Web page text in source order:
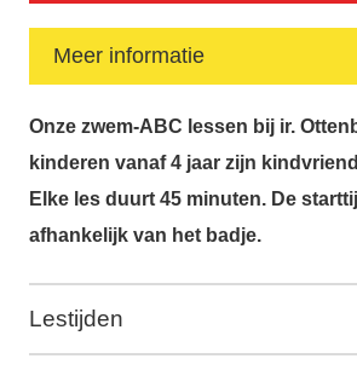
Meer informatie
Onze zwem-ABC lessen bij ir.
kinderen vanaf 4 jaar zijn
Elke les duurt 45 minuten. De
afhankelijk van het badje.
Lestijden